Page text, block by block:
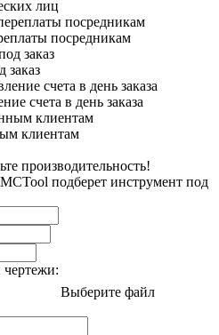
лиц
посредникам
заказ
счета в день заказа
клиентам
производительность!
подберет инструмент под
чертежи:
Выберите файл